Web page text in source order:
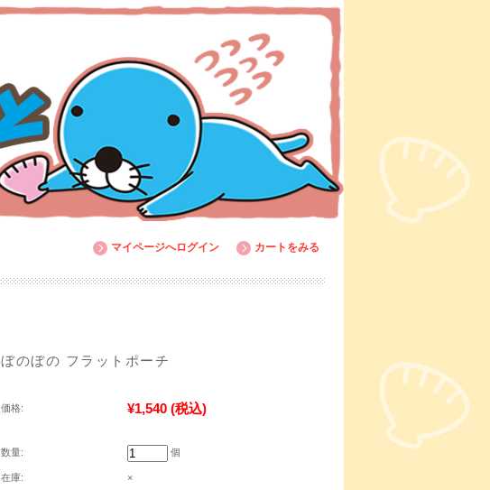
マイページへログイン カートをみる
ぼのぼの フラットポーチ
価格: ¥1,540 (税込)
数量: 個
在庫: ×